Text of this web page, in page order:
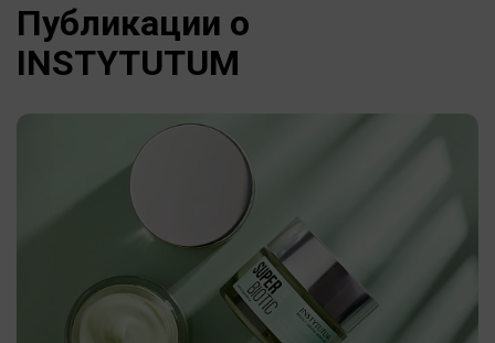
Публикации о
INSTYTUTUM